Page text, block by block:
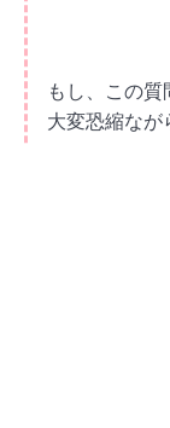
もし、この質
大変恐縮なが